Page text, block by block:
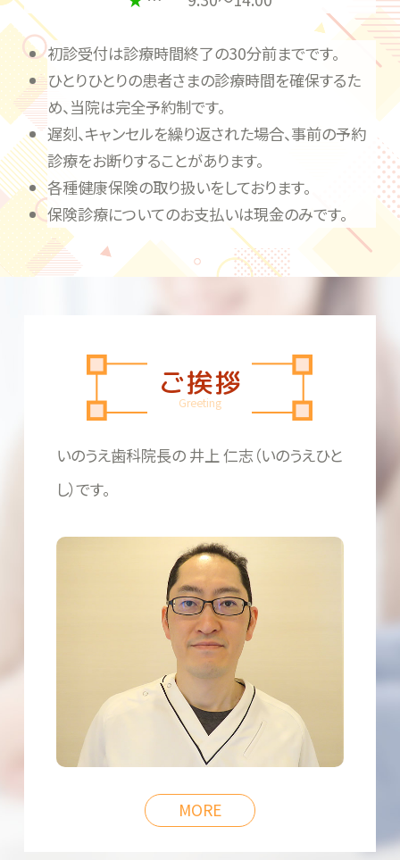
初診受付は診療時間終了の30分前までです。
ひとりひとりの患者さまの診療時間を確保するた
め、当院は完全予約制です。
遅刻、キャンセルを繰り返された場合、事前の予約
診療をお断りすることがあります。
各種健康保険の取り扱いをしております。
保険診療についてのお支払いは現金のみです。
ご挨拶
Greeting
いのうえ歯科院長の 井上 仁志（いのうえひと
し）です。
MORE